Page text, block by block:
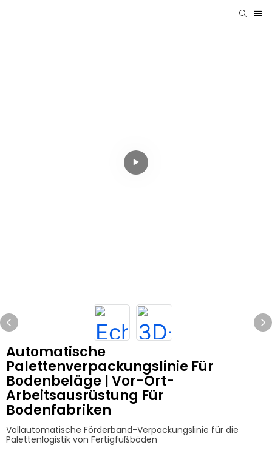
Automatische
Palettenverpackungslinie Für
Bodenbeläge | Vor-Ort-
Arbeitsausrüstung Für
Bodenfabriken
Vollautomatische Förderband-Verpackungslinie für die
Palettenlogistik von Fertigfußböden